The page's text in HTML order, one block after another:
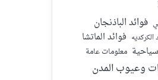
فوائد الباذنجان
الكركديه فوائد الماتشا
معلومات عامة
وعيوب المدن